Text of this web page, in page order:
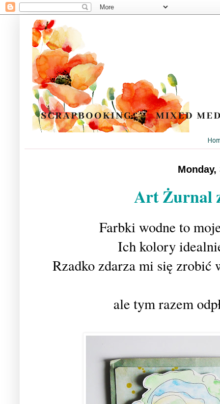
Monday,
Art Żurnal
Farbki wodne to
Ich kolory
Rzadko zdarza mi się
ale tym razem